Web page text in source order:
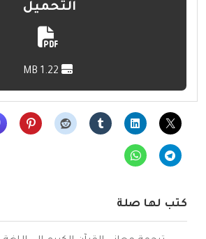
التحميل
كتب لها صلة